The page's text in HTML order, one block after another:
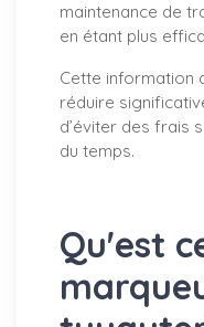
maintenance de
en étant plus
Cette information
réduire
d’éviter des frais
du temps.
Qu'est